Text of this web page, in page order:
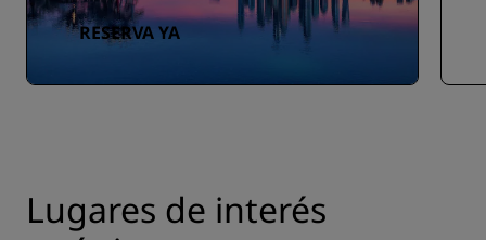
RESERVA YA
Lugares de interés